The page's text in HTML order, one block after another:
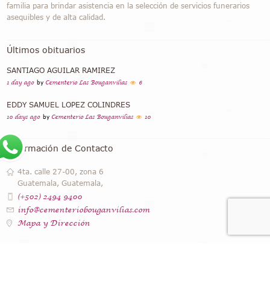
familia para brindar asistencia en la selección de servicios funerarios
asequibles y de alta calidad.
Últimos obituarios
SANTIAGO AGUILAR RAMIREZ
1 day ago by Cementerio Las Bouganvilias 6
EDDY SAMUEL LOPEZ COLINDRES
10 days ago by Cementerio Las Bouganvilias 10
Información de Contacto
4ta. calle 27-00, zona 6
Guatemala, Guatemala,
(+502) 2494 9400
info@cementeriobouganvilias.com
Mapa y Dirección